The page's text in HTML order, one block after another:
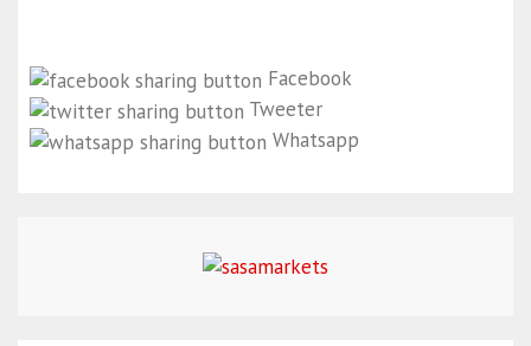
Facebook
Tweeter
Whatsapp